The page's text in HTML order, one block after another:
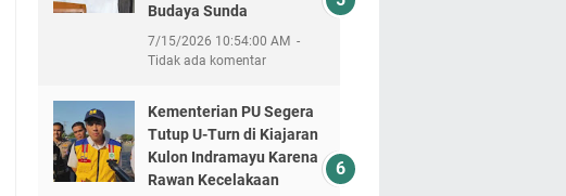
Budaya Sunda
7/15/2026 10:54:00 AM
Tidak ada komentar
Kementerian PU Segera
Tutup U-Turn di Kiajaran
Kulon Indramayu Karena
Rawan Kecelakaan